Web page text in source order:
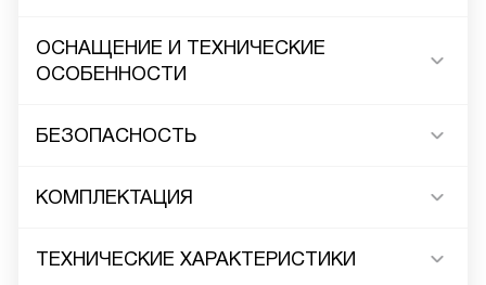
ОСНАЩЕНИЕ И ТЕХНИЧЕСКИЕ
ОСОБЕННОСТИ
БЕЗОПАСНОСТЬ
КОМПЛЕКТАЦИЯ
ТЕХНИЧЕСКИЕ ХАРАКТЕРИСТИКИ